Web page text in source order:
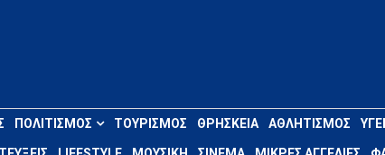
ΠΟΛΙΤΙΣΜΌΣ ΤΟΥΡΙΣΜΌΣ ΘΡΗΣΚΕΊΑ ΑΘΛΗΤΙΣΜΌΣ